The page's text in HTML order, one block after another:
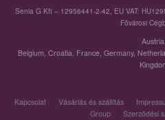
Senia G Kft – 12956441-2-42, EU VAT:
Fővárosi
Austria
Belgium Croatia France Germany,
Kapcsolat Vásárlás és szállítás
Group
Szerződési